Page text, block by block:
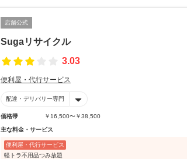
店舗公式
Sugaリサイクル
3.03
便利屋・代行サービス
配達・デリバリー専門
価格帯 ￥16,500〜￥38,500
主な料金・サービス
便利屋・代行サービス
軽トラ不用品つみ放題